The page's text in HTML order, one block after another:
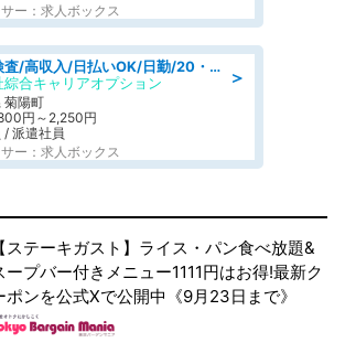
ー：求人ボックス
＞
検品・検査/高収入/日払いOK/日勤/20・30・40代活躍中/製造 工場
綜合キャリアオプション
菊陽町
円～2,250円
/ 派遣社員
ー：求人ボックス
【ステーキガスト】ライス・パン食べ放題&
ープバー付きメニュー1111円はお得!最新ク
ポンを公式Xで公開中《9月23日まで》